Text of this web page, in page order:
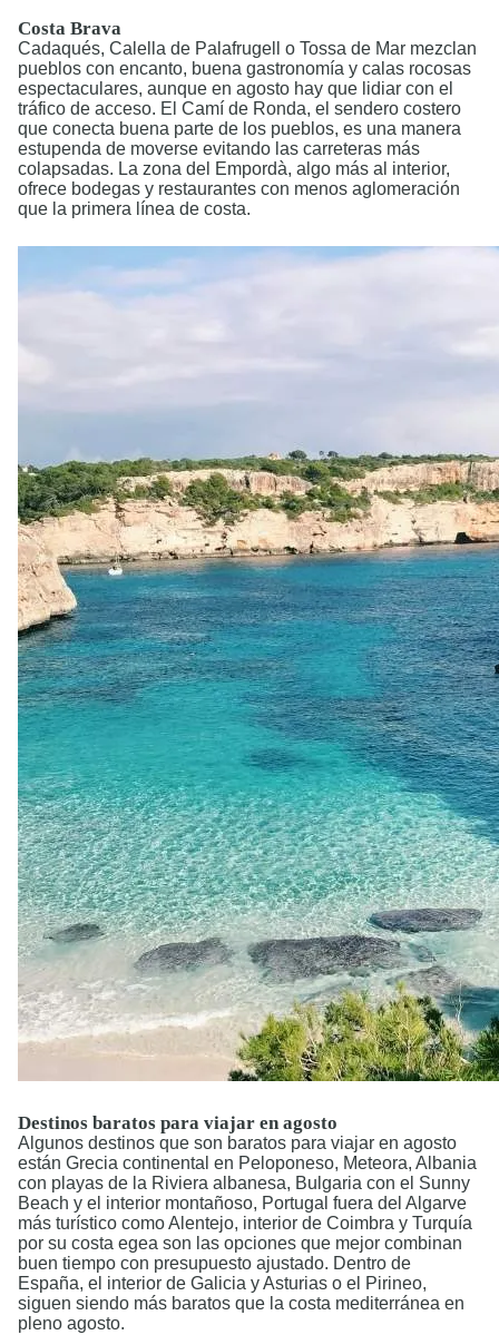
Costa Brava
Cadaqués, Calella de Palafrugell o Tossa de Mar mezclan
pueblos con encanto, buena gastronomía y calas rocosas
espectaculares, aunque en agosto hay que lidiar con el
tráfico de acceso. El Camí de Ronda, el sendero costero
que conecta buena parte de los pueblos, es una manera
estupenda de moverse evitando las carreteras más
colapsadas. La zona del Empordà, algo más al interior,
ofrece bodegas y restaurantes con menos aglomeración
que la primera línea de costa.
Destinos baratos para viajar en agosto
Algunos destinos que son baratos para viajar en agosto
están Grecia continental en Peloponeso, Meteora, Albania
con playas de la Riviera albanesa, Bulgaria con el Sunny
Beach y el interior montañoso, Portugal fuera del Algarve
más turístico como Alentejo, interior de Coimbra y Turquía
por su costa egea son las opciones que mejor combinan
buen tiempo con presupuesto ajustado. Dentro de
España, el interior de Galicia y Asturias o el Pirineo,
siguen siendo más baratos que la costa mediterránea en
pleno agosto.